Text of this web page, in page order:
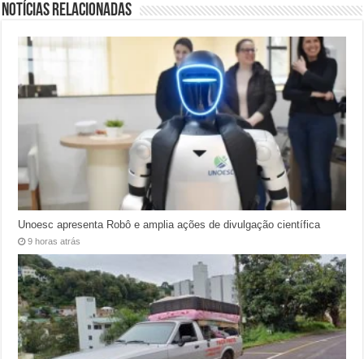
Notícias relacionadas
Unoesc apresenta Robô e amplia ações de divulgação científica
9 horas atrás